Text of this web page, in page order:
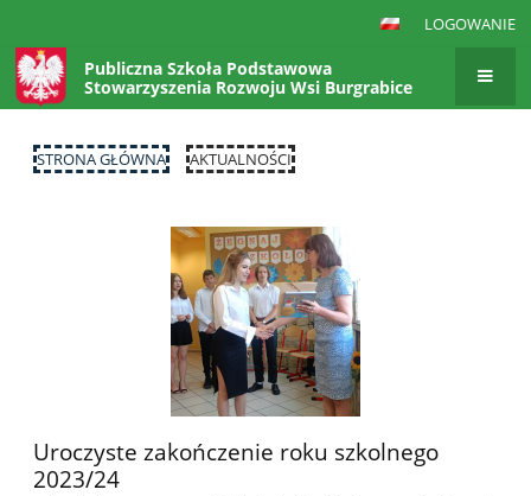
LOGOWANIE
Publiczna Szkoła Podstawowa
Stowarzyszenia Rozwoju Wsi Burgrabice
STRONA GŁÓWNA AKTUALNOŚCI
Uroczyste zakończenie roku szkolnego
2023/24